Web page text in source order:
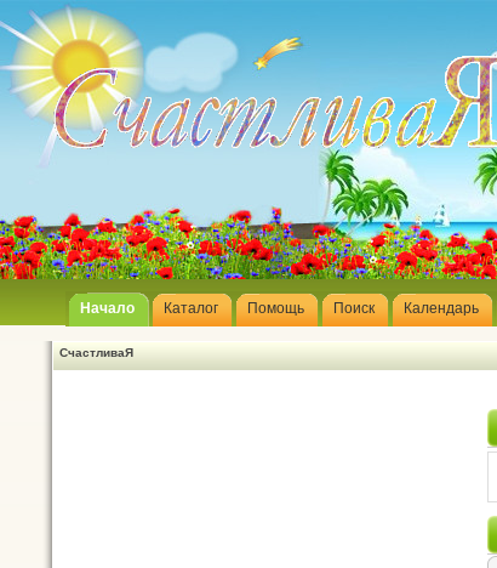
Начало Каталог Помощь Поиск Календарь
СчастливаЯ